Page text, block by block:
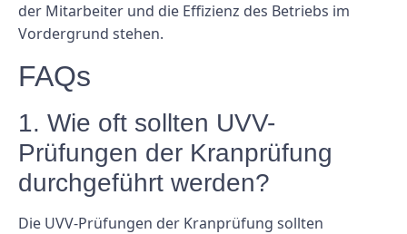
der Mitarbeiter und die Effizienz des Betriebs im
Vordergrund stehen.
FAQs
1. Wie oft sollten UVV-
Prüfungen der Kranprüfung
durchgeführt werden?
Die UVV-Prüfungen der Kranprüfung sollten